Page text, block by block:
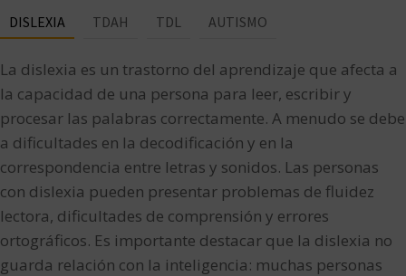
DISLEXIA TDAH TDL AUTISMO
La dislexia es un trastorno del aprendizaje que afecta a
la capacidad de una persona para leer, escribir y
procesar las palabras correctamente. A menudo se debe
a dificultades en la decodificación y en la
correspondencia entre letras y sonidos. Las personas
con dislexia pueden presentar problemas de fluidez
lectora, dificultades de comprensión y errores
ortográficos. Es importante destacar que la dislexia no
guarda relación con la inteligencia: muchas personas